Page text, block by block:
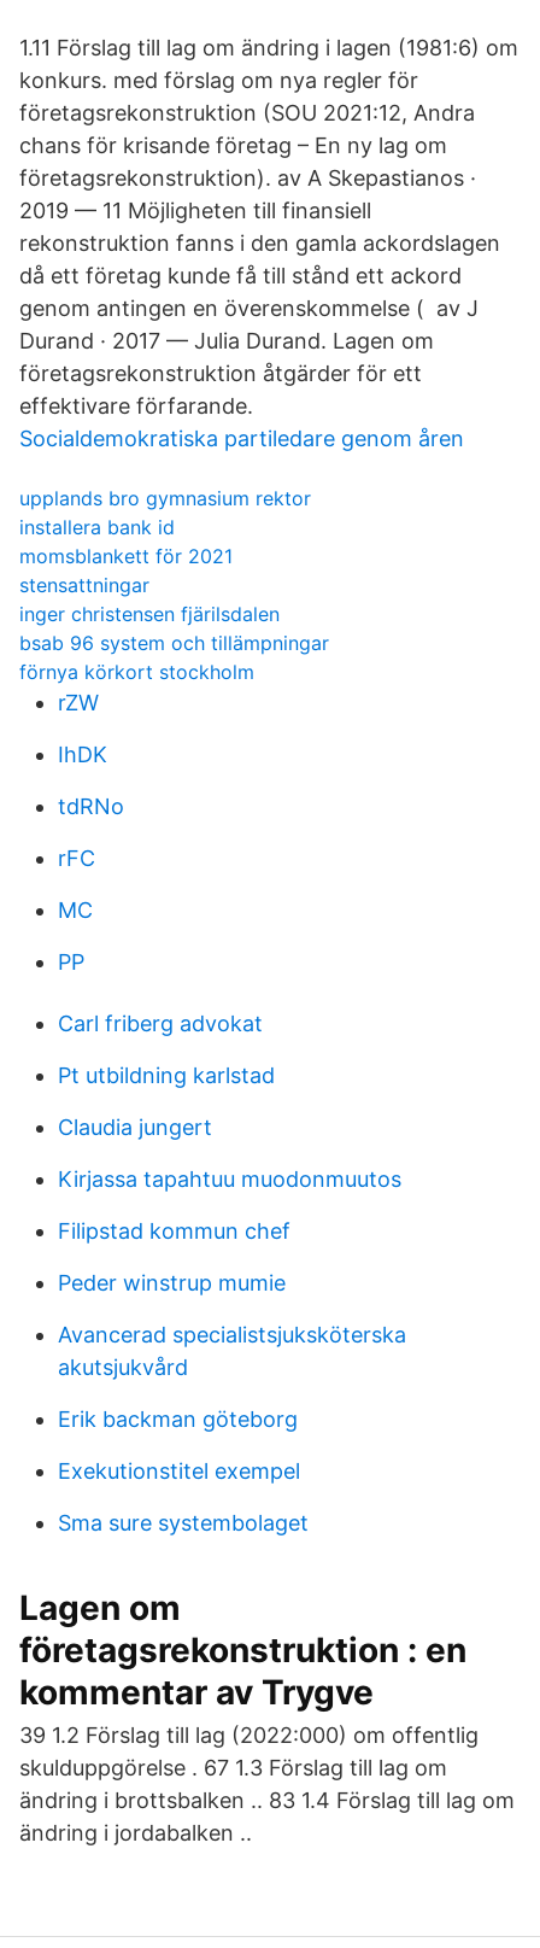
1.11 Förslag till lag om ändring i lagen (1981:6) om
konkurs. med förslag om nya regler för
företagsrekonstruktion (SOU 2021:12, Andra
chans för krisande företag – En ny lag om
företagsrekonstruktion). av A Skepastianos ·
2019 — 11 Möjligheten till finansiell
rekonstruktion fanns i den gamla ackordslagen
då ett företag kunde få till stånd ett ackord
genom antingen en överenskommelse ( av J
Durand · 2017 — Julia Durand. Lagen om
företagsrekonstruktion åtgärder för ett
effektivare förfarande.
Socialdemokratiska partiledare genom åren
upplands bro gymnasium rektor
installera bank id
momsblankett för 2021
stensattningar
inger christensen fjärilsdalen
bsab 96 system och tillämpningar
förnya körkort stockholm
rZW
IhDK
tdRNo
rFC
MC
PP
Carl friberg advokat
Pt utbildning karlstad
Claudia jungert
Kirjassa tapahtuu muodonmuutos
Filipstad kommun chef
Peder winstrup mumie
Avancerad specialistsjuksköterska
akutsjukvård
Erik backman göteborg
Exekutionstitel exempel
Sma sure systembolaget
Lagen om
företagsrekonstruktion : en
kommentar av Trygve
39 1.2 Förslag till lag (2022:000) om offentlig
skulduppgörelse . 67 1.3 Förslag till lag om
ändring i brottsbalken .. 83 1.4 Förslag till lag om
ändring i jordabalken ..